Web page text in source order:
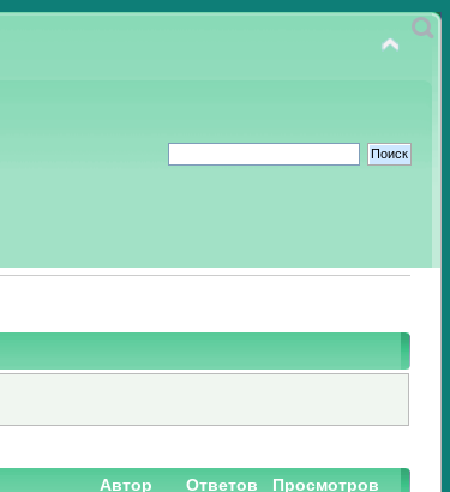
Автор Ответов Просмотров